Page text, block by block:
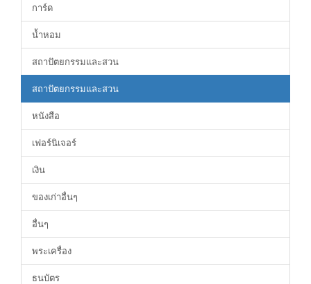
การ์ด
น้ำหอม
สถาปัตยกรรมและสวน
สถาปัตยกรรมและสวน
หนังสือ
เฟอร์นิเจอร์
เงิน
ของเก่าอื่นๆ
อื่นๆ
พระเครื่อง
ธนบัตร